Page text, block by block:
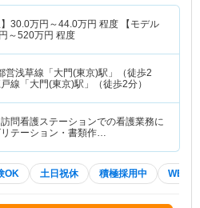
30.0万円～44.0万円 程度 【モデル
～520万円 程度
営浅草線「大門(東京)駅」（徒歩2
線「大門(東京)駅」（徒歩2分）
訪問看護ステーションでの看護業務に
テーション・書類作…
OK 土日祝休 積極採用中 WEB